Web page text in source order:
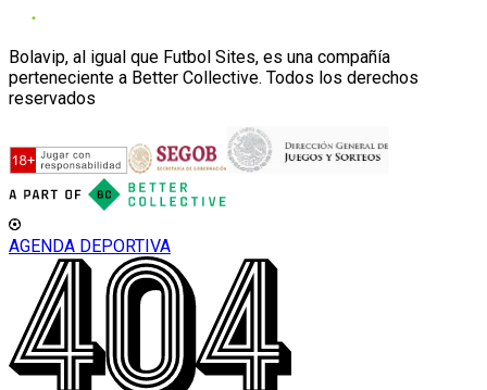
Bolavip, al igual que Futbol Sites, es una compañía
perteneciente a Better Collective. Todos los derechos
reservados
AGENDA DEPORTIVA